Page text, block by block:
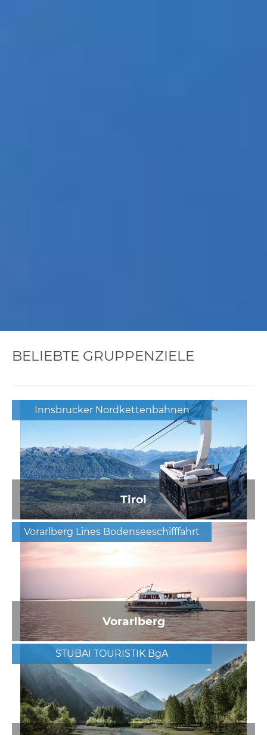
BELIEBTE GRUPPENZIELE
Innsbrucker Nordkettenbahnen
Tirol
Vorarlberg Lines Bodenseeschifffahrt
Vorarlberg
STUBAI TOURISTIK BgA